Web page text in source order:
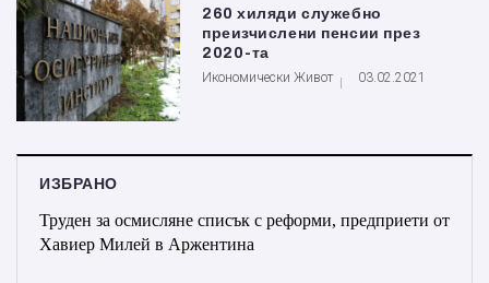
260 хиляди служебно
преизчислени пенсии през
2020-та
Икономически Живот 03.02.2021
ИЗБРАНО
Труден за осмисляне списък с реформи, предприети от
Хавиер Милей в Аржентина